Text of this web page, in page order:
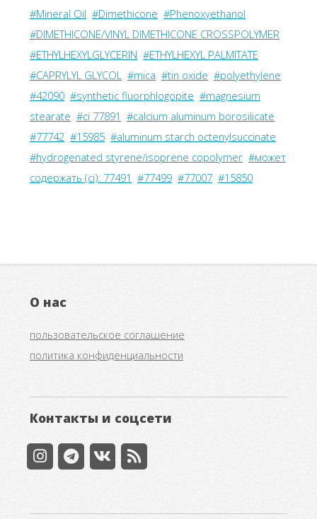
#Mineral Oil #Dimethicone #Phenoxyethanol
#DIMETHICONE/VINYL DIMETHICONE CROSSPOLYMER
#ETHYLHEXYLGLYCERIN #ETHYLHEXYL PALMITATE
#CAPRYLYL GLYCOL #mica #tin oxide #polyethylene
#42090 #synthetic fluorphlogopite #magnesium
stearate #ci 77891 #calcium aluminum borosilicate
#77742 #15985 #aluminum starch octenylsuccinate
#hydrogenated styrene/isoprene copolymer #может
содержать (ci): 77491 #77499 #77007 #15850
О нас
пользовательское соглашение
политика конфиденциальности
Контакты и соцсети